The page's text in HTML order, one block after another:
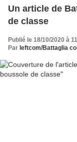
Un article de
de classe
Publié le 18/10/2020 à
Par leftcom/Battaglia